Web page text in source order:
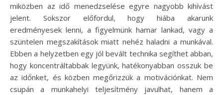
miközben az idő menedzselése egyre nagyobb kihívást
jelent. Sokszor előfordul, hogy hiába akarunk
eredményesek lenni, a figyelmünk hamar lankad, vagy a
szüntelen megszakítások miatt nehéz haladni a munkával.
Ebben a helyzetben egy jól bevált technika segíthet abban,
hogy koncentráltabbak legyünk, hatékonyabban osszuk be
az időnket, és közben megőrizzük a motivációnkat. Nem
csupán a munkahelyi teljesítmény javulhat, hanem a